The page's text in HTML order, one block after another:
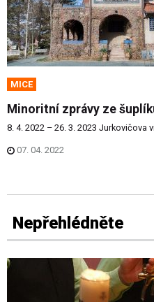
MICE
Minoritní zprávy ze
8. 4. 2022 – 26. 3. 2023 Jurkovičova
07. 04. 2022
Nepřehlédněte